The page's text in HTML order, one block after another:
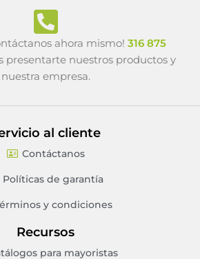
ahora mismo! 316 875
nuestros productos y
nuestra empresa.
al cliente
Contáctanos
Políticas de garantía
y condiciones
Recursos
para mayoristas